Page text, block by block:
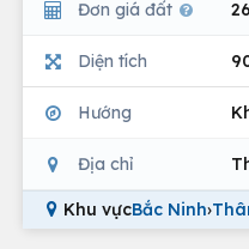
Đơn giá đất
Diện tích
Hướng
Địa chỉ
Khu vựcBắc Ninh›